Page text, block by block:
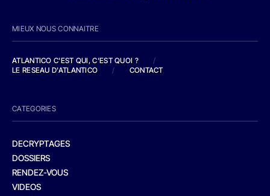
MIEUX NOUS CONNAITRE
ATLANTICO C'EST QUI, C'EST QUOI ?
/
LE RESEAU D'ATLANTICO
/ CONTACT
CATEGORIES
DECRYPTAGES
DOSSIERS
RENDEZ-VOUS
VIDEOS